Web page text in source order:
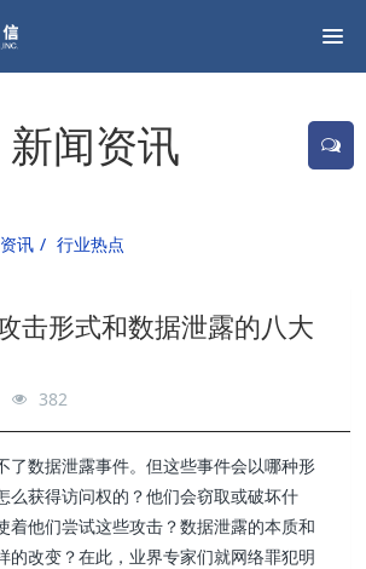
新闻资讯
讯 行业热点
击形式和数据泄露的八大
382
了数据泄露事件。但这些事件会以哪种形
么获得访问权的？他们会窃取或破坏什
着他们尝试这些攻击？数据泄露的本质和
的改变？在此，业界专家们就网络罪犯明